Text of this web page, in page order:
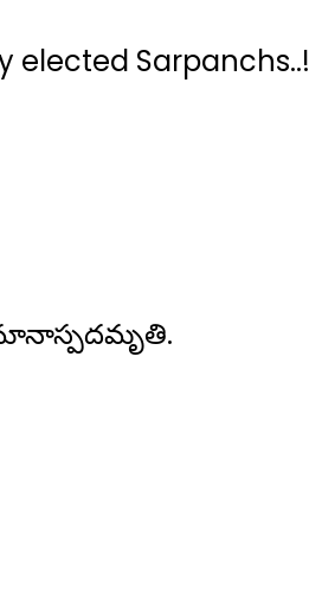
elected Sarpanchs..!